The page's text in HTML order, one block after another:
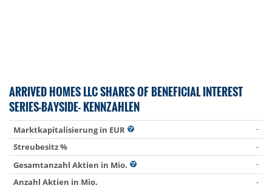
ARRIVED HOMES LLC SHARES OF BENEFICIAL INTEREST
SERIES-BAYSIDE- KENNZAHLEN
Marktkapitalisierung in EUR
-
Streubesitz %
-
Gesamtanzahl Aktien in Mio.
-
Anzahl Aktien in Mio.
-